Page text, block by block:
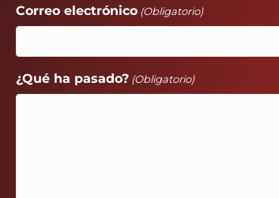
Correo electrónico (Obligatorio)
¿Qué ha pasado? (Obligatorio)